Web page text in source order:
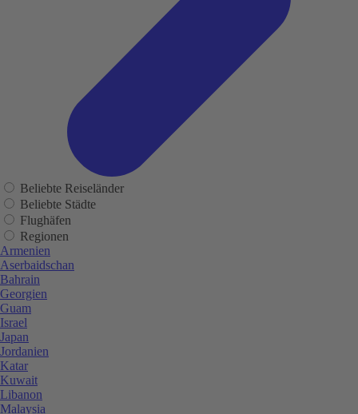
Beliebte Reiseländer
Beliebte Städte
Flughäfen
Regionen
Armenien
Aserbaidschan
Bahrain
Georgien
Guam
Israel
Japan
Jordanien
Katar
Kuwait
Libanon
Malaysia